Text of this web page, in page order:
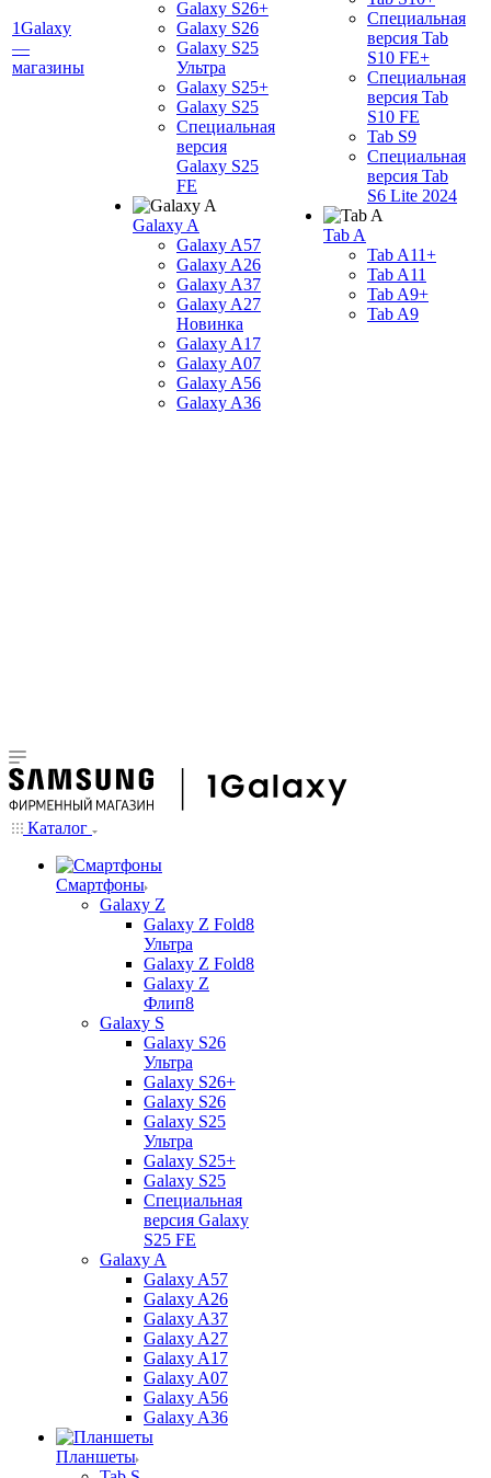
1Galaxy
—
магазины
Galaxy S26+
Galaxy S26
Galaxy S25
Ультра
Galaxy S25+
Galaxy S25
Специальная
версия
Galaxy S25
FE
Galaxy A
Galaxy A57
Galaxy A26
Galaxy A37
Galaxy A27
Новинка
Galaxy A17
Galaxy A07
Galaxy A56
Galaxy A36
Специальная
версия Tab
S10 FE+
Специальная
версия Tab
S10 FE
Tab S9
Специальная
версия Tab
S6 Lite 2024
Tab A
Tab A11+
Tab A11
Tab A9+
Tab A9
Каталог
Смартфоны
Galaxy Z
Galaxy Z Fold8
Ультра
Galaxy Z Fold8
Galaxy Z
Флип8
Galaxy S
Galaxy S26
Ультра
Galaxy S26+
Galaxy S26
Galaxy S25
Ультра
Galaxy S25+
Galaxy S25
Специальная
версия Galaxy
S25 FE
Galaxy A
Galaxy A57
Galaxy A26
Galaxy A37
Galaxy A27
Galaxy A17
Galaxy A07
Galaxy A56
Galaxy A36
Планшеты